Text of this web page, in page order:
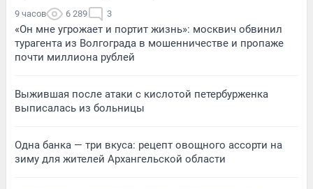
9 часов 6 289 3
«Он мне угрожает и портит жизнь»: москвич обвинил
турагента из Волгограда в мошенничестве и пропаже
почти миллиона рублей
Выжившая после атаки с кислотой петербурженка
выписалась из больницы
Одна банка — три вкуса: рецепт овощного ассорти на
зиму для жителей Архангельской области